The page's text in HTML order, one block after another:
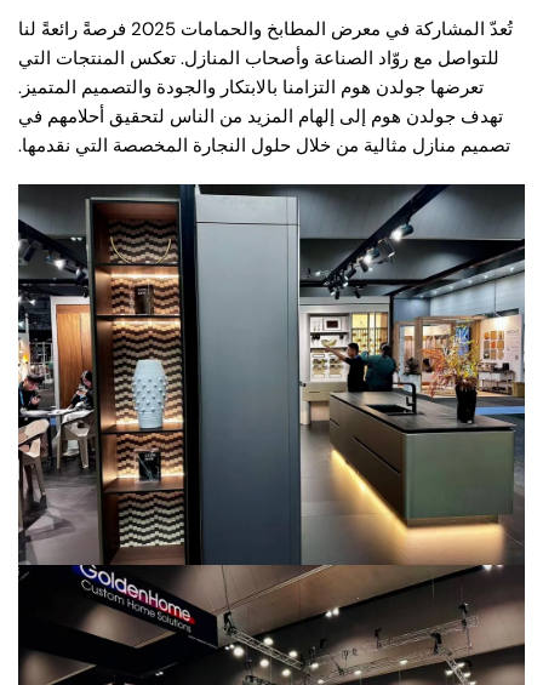
تُعدّ المشاركة في معرض المطابخ والحمامات 2025 فرصةً رائعةً لنا
للتواصل مع روّاد الصناعة وأصحاب المنازل. تعكس المنتجات التي
تعرضها جولدن هوم التزامنا بالابتكار والجودة والتصميم المتميز.
تهدف جولدن هوم إلى إلهام المزيد من الناس لتحقيق أحلامهم في
تصميم منازل مثالية من خلال حلول النجارة المخصصة التي نقدمها.